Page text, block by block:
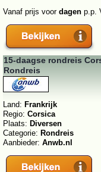
Vanaf prijs voor dagen p.p.
15-daagse rondreis
Rondreis
Land: Frankrijk
Regio: Corsica
Plaats: Diversen
Categorie: Rondreis
Aanbieder: Anwb.nl